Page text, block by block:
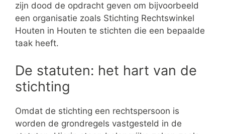
zijn dood de opdracht geven om bijvoorbeeld
een organisatie zoals Stichting Rechtswinkel
Houten in Houten te stichten die een bepaalde
taak heeft.
De statuten: het hart van de
stichting
Omdat de stichting een rechtspersoon is
worden de grondregels vastgesteld in de